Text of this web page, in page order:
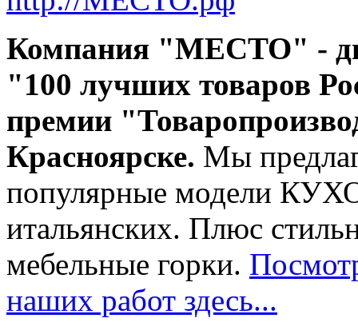
Компания "МЕСТО" -
"100 лучших товаров
премии
Красноярске. Мы
популярные модели
итальянских. Плюс
мебельные горки.
наших работ здесь...